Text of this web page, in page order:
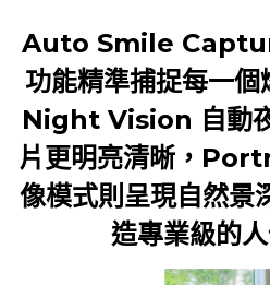
Auto Smile
功能精準捕捉每一
Night Vision 自動
片更明亮清晰，
像模式則呈現自然景
造專業級的